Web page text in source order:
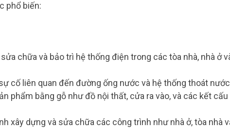
phổ biến:
chữa và bảo trì hệ thống điện trong các tòa nhà, nhà ở
cố liên quan đến đường ống nước và hệ thống thoát
phẩm bằng gỗ như đồ nội thất, cửa ra vào, và các kết cấu
xây dựng và sửa chữa các công trình như nhà ở, tòa nhà